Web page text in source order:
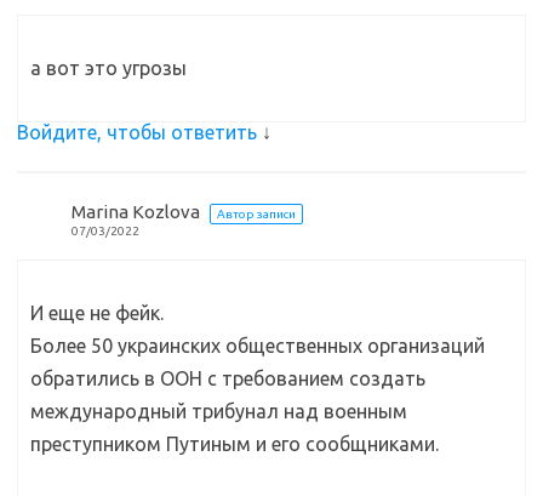
а вот это угрозы
Войдите, чтобы ответить ↓
Marina Kozlova
Автор записи
07/03/2022
И еще не фейк.
Более 50 украинских общественных организаций
обратились в ООН с требованием создать
международный трибунал над военным
преступником Путиным и его сообщниками.